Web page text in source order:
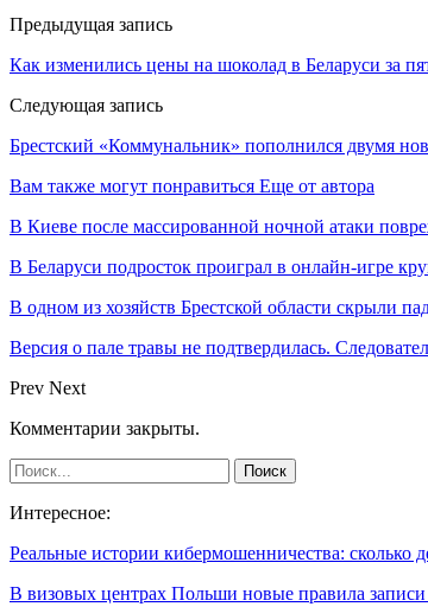
Предыдущая запись
Как изменились цены на шоколад в Беларуси за
Следующая запись
Брестский «Коммунальник» пополнился двумя
Вам также могут понравиться Еще от автора
В Киеве после массированной ночной атаки
В Беларуси подросток проиграл в онлайн-игре
В одном из хозяйств Брестской области скрыли
Версия о пале травы не подтвердилась.
Prev Next
Комментарии закрыты.
Интересное:
​Реальные истории кибермошенничества: сколько
В визовых центрах Польши новые правила